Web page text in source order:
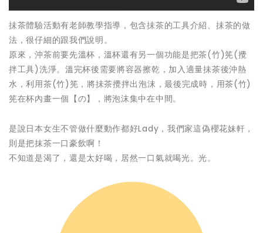
抺茶體驗活動有老師教學指導，包含抺茶的工具介紹、抺茶的做
法，很仔細的跟我們說明。
原來，沖茶前要先溫杯，溫杯還有另一個功能是把茶(竹)筅(攪
拌工具)洗淨。溫完杯後需要將容器擦乾，加入適量抺茶後沖熱
水，利用茶(竹)筅，將抺茶攪拌出泡沫，最後完成時，用茶(竹)
筅在杯內畫一個【の】，將泡沫集中在中間。
是說日本女生不管做什麼動作都好Lady，我們家這偽櫻花妹軒，
則是把抹茶一口豪飲啊！
不知道是渴了，還是太好喝，居然一口氣就喝光。光。